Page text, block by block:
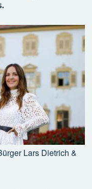
Lars Dietrich &